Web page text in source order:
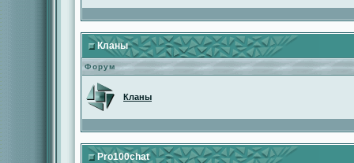
Кланы
Форум
Кланы
Pro100chat